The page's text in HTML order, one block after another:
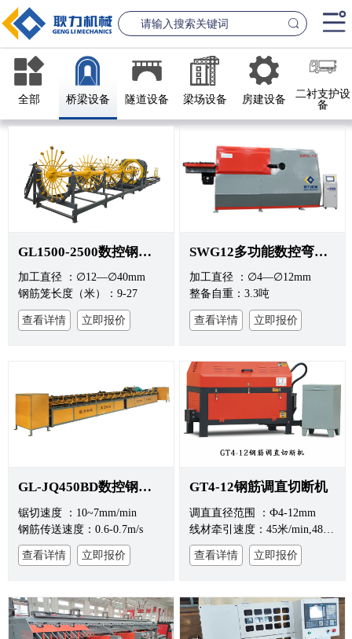
桥梁设备
GL1500-2500数控钢筋笼滚焊机
查看更多
隧道设
GL2300隧道网
查看更
首页
案例中心
联系我们
新闻资讯
公司简介
全部 桥梁设备 隧道设备 梁场设备 房建设备
二衬支护设
备
GL1500-2500数控钢筋笼滚焊机
加工直径 ：∅12—∅40mm
钢筋笼长度（米）：9-27
查看详情 立即报价
SWG12多功能数控弯箍机
加工直径 ：∅4—∅12mm
整备自重：3.3吨
查看详情 立即报价
GL-JQ450BD数控钢筋锯切镦粗套丝打磨生产线
锯切速度 ：10~7mm/min
钢筋传送速度：0.6-0.7m/s
查看详情 立即报价
GT4-12钢筋调直切断机
调直直径范围 ：Ф4-12mm
查看详情 立即报价